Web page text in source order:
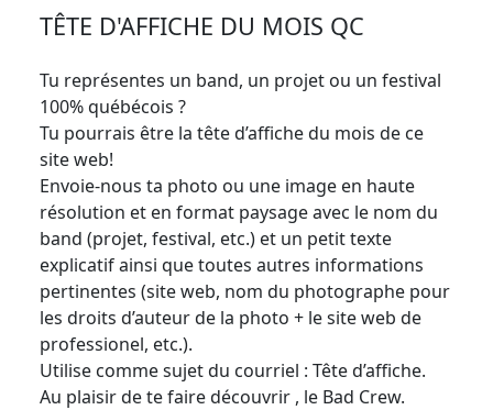
TÊTE D'AFFICHE DU MOIS QC
Tu représentes un band, un projet ou un festival
100% québécois ?
Tu pourrais être la tête d’affiche du mois de ce
site web!
Envoie-nous ta photo ou une image en haute
résolution et en format paysage avec le nom du
band (projet, festival, etc.) et un petit texte
explicatif ainsi que toutes autres informations
pertinentes (site web, nom du photographe pour
les droits d’auteur de la photo + le site web de
professionel, etc.).
Utilise comme sujet du courriel : Tête d’affiche.
Au plaisir de te faire découvrir , le Bad Crew.